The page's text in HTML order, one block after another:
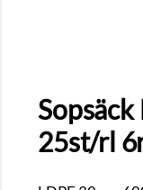
Sopsäck
25st/rl